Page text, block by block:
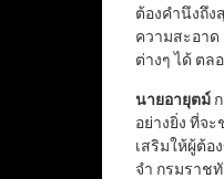
ต้องคำนึงถึ
ความสะอา
ต่างๆ ได้ ตล
นายอายุตม์
อย่างยิ่ง ที่จ
เสริมให้ผู้ต้
จำ กรมรา